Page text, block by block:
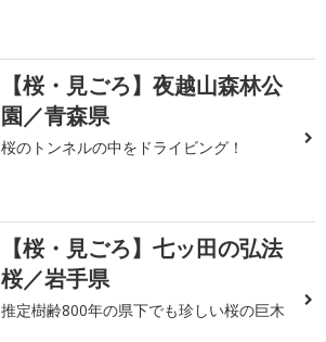
【桜・見ごろ】夜越山森林公
園／青森県
桜のトンネルの中をドライビング！
【桜・見ごろ】七ッ田の弘法
桜／岩手県
推定樹齢800年の県下でも珍しい桜の巨木